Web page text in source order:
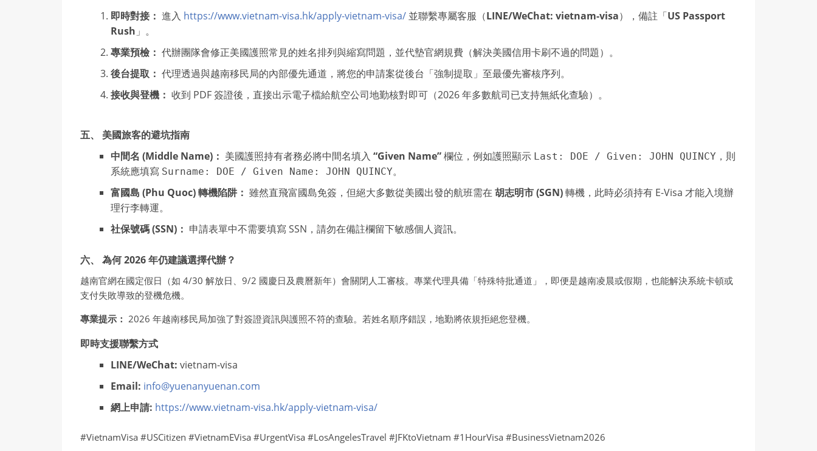
即時對接： 進入 https://www.vietnam-visa.hk/apply-vietnam-visa/ 並聯繫專屬客服（LINE/WeChat: vietnam-visa），備註「US Passport
Rush 」。
專業預檢： 代辦團隊會修正美國護照常見的姓名排列與縮寫問題，並代墊官網規費（解決美國信用卡刷不過的問題）。
後台提取： 代理透過與越南移民局的內部優先通道，將您的申請案從後台「強制提取」至最優先審核序列。
接收與登機： 收到 PDF 簽證後，直接出示電子檔給航空公司地勤核對即可（2026 年多數航司已支持無紙化查驗）。
五、 美國旅客的避坑指南
中間名 (Middle Name)： 美國護照持有者務必將中間名填入 “Given Name”欄位，例如護照顯示 Last: DOE / Given: JOHN QUINCY ，則
系統應填寫 Surname: DOE / Given Name: JOHN QUINCY。
富國島 (Phu Quoc) 轉機陷阱： 雖然直飛富國島免簽，但絕大多數從美國出發的航班需在 胡志明市 (SGN)轉機，此時必須持有 E-Visa 才能入境辦
理行李轉運。
社保號碼 (SSN)： 申請表單中不需要填寫 SSN，請勿在備註欄留下敏感個人資訊。
六、 為何 2026 年仍建議選擇代辦？
越南官網在國定假日（如 4/30 解放日、9/2 國慶日及農曆新年）會關閉人工審核。專業代理具備「特殊特批通道」，即便是越南凌晨或假期，也能解決系統卡頓或
支付失敗導致的登機危機。
專業提示： 2026 年越南移民局加強了對簽證資訊與護照不符的查驗。若姓名順序錯誤，地勤將依規拒絕您登機。
即時支援聯繫方式
LINE/WeChat: vietnam-visa
Email: info@yuenanyuenan.com
網上申請: https://www.vietnam-visa.hk/apply-vietnam-visa/
#VietnamVisa #USCitizen #VietnamEVisa #UrgentVisa #LosAngelesTravel #JFKtoVietnam #1HourVisa #BusinessVietnam2026